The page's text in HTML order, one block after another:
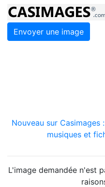
Envoyer une image
Nouveau sur
musiques et
L'image demandée n'est